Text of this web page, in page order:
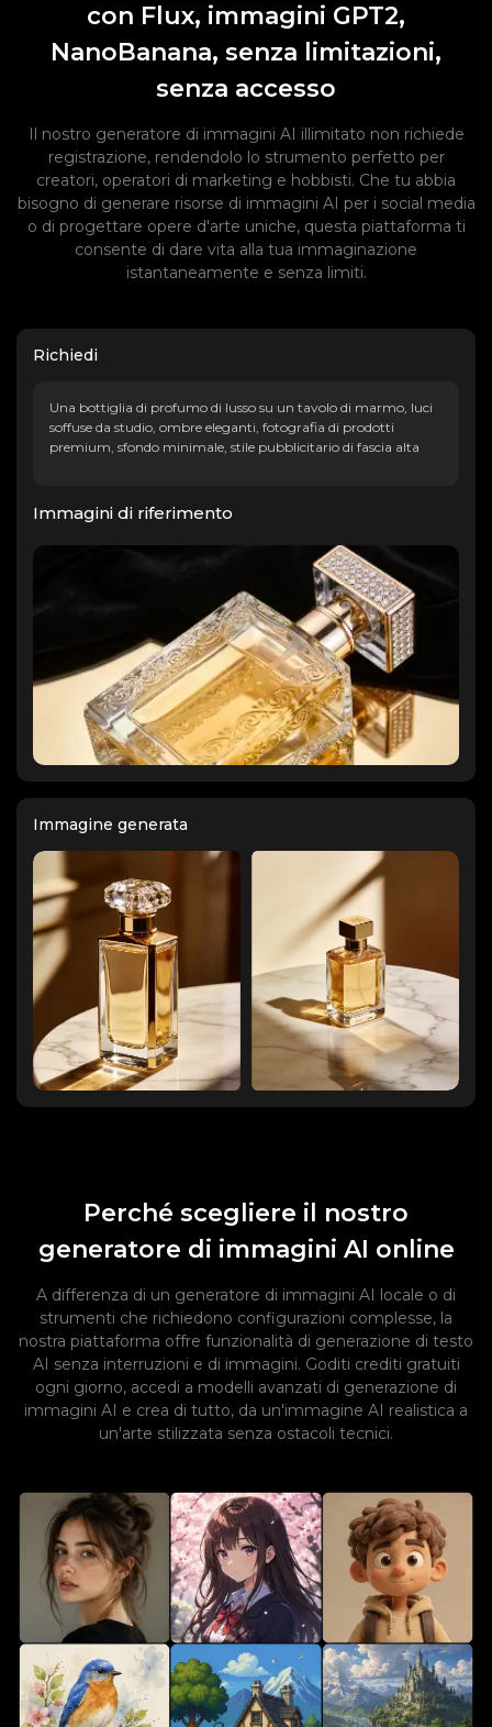
con Flux, immagini GPT2,
NanoBanana, senza limitazioni,
senza accesso
Il nostro generatore di immagini AI illimitato non richiede
registrazione, rendendolo lo strumento perfetto per
creatori, operatori di marketing e hobbisti. Che tu abbia
bisogno di generare risorse di immagini AI per i social media
o di progettare opere d'arte uniche, questa piattaforma ti
consente di dare vita alla tua immaginazione
istantaneamente e senza limiti.
Richiedi
Una bottiglia di profumo di lusso su un tavolo di marmo, luci
soffuse da studio, ombre eleganti, fotografia di prodotti
premium, sfondo minimale, stile pubblicitario di fascia alta
Immagini di riferimento
Immagine generata
Perché scegliere il nostro
generatore di immagini AI online
A differenza di un generatore di immagini AI locale o di
strumenti che richiedono configurazioni complesse, la
nostra piattaforma offre funzionalità di generazione di testo
AI senza interruzioni e di immagini. Goditi crediti gratuiti
ogni giorno, accedi a modelli avanzati di generazione di
immagini AI e crea di tutto, da un'immagine AI realistica a
un'arte stilizzata senza ostacoli tecnici.